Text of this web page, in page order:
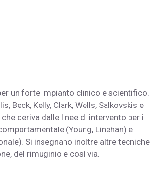
un forte impianto clinico e scientifico.
Beck, Kelly, Clark, Wells, Salkovskis e
deriva dalle linee di intervento per i
(Young, Linehan) e
Si insegnano inoltre altre tecniche
del rimuginio e così via.